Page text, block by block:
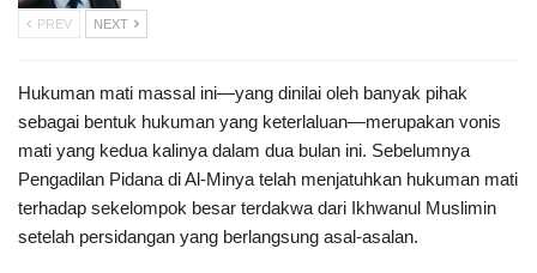
PREV NEXT
Hukuman mati massal ini—yang dinilai oleh banyak pihak
sebagai bentuk hukuman yang keterlaluan—merupakan vonis
mati yang kedua kalinya dalam dua bulan ini. Sebelumnya
Pengadilan Pidana di Al-Minya telah menjatuhkan hukuman mati
terhadap sekelompok besar terdakwa dari Ikhwanul Muslimin
setelah persidangan yang berlangsung asal-asalan.